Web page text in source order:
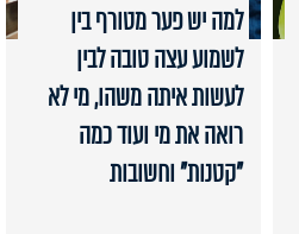
למה יש פער מטורף בין
לשמוע עצה טובה לבין
לעשות איתה משהו, מי לא
רואה את מי ועוד כמה
"קטנות" וחשובות